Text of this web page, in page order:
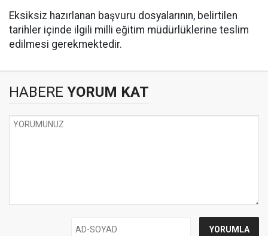
Eksiksiz hazırlanan başvuru dosyalarının, belirtilen
tarihler içinde ilgili milli eğitim müdürlüklerine teslim
edilmesi gerekmektedir.
HABERE YORUM KAT